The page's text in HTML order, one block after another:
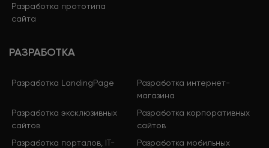
Разработка прототипа
сайта
РАЗРАБОТКА
Разработка LandingPage
Разработка интернет-
магазина
Разработка эксклюзивных
сайтов
Разработка корпоративных
сайтов
Разработка порталов, IT-
Разработка мобильных